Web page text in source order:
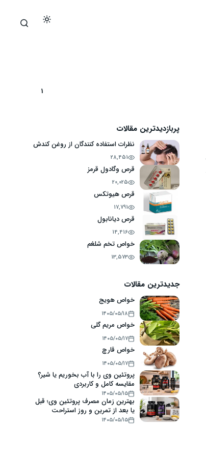
1
پربازدیدترین مقالات
نظرات استفاده کنندگان از روغن کندش
28,451
قرص وگادول قرمز
20,025
قرص هیوتکس
17,791
قرص دیانابول
14,416
خواص تخم شلغم
13,573
جدیدترین مقالات
خواص هویج
۱۴۰۵/۰۵/۱۸
خواص مریم گلی
۱۴۰۵/۰۵/۱۷
خواص قارچ
۱۴۰۵/۰۵/۱۷
پروتئین وی را با آب بخوریم یا شیر؟
مقایسه کامل و کاربردی
۱۴۰۵/۰۵/۱۵
بهترین زمان مصرف پروتئین وی؛ قبل
یا بعد از تمرین و روز استراحت
۱۴۰۵/۰۵/۱۵